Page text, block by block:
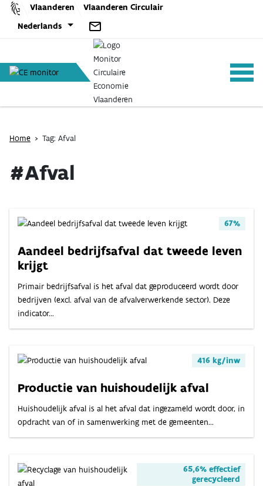
Skip
content
Vlaanderen
Vlaanderen Circulair
Nederlands
ANALYSES
BELEID
CE-TOOLS
OVER
INDICATOREN
Home > Tag: Afval
#Afval
67%
Aandeel bedrijfsafval dat tweede leven
krijgt
Primair bedrijfsafval is het afval dat geproduceerd wordt door
bedrijven (excl. afval van de afvalverwerkende sector). Deze
indicator...
416 kg/inw
Productie van huishoudelijk afval
Huishoudelijk afval is al het afval dat ingezameld wordt door, in
opdracht van of in samenwerking met de gemeenten...
65,6% effectief
gerecycleerd